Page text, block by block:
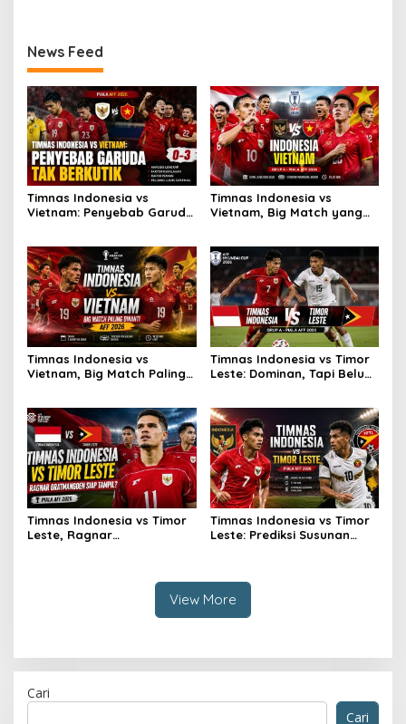
News Feed
Timnas Indonesia vs
Vietnam: Penyebab Garuda
Timnas Indonesia vs
Vietnam, Big Match yang
Timnas Indonesia vs
Vietnam, Big Match Paling
Timnas Indonesia vs Timor
Leste: Dominan, Tapi Belum
Timnas Indonesia vs Timor
Leste, Ragnar
Timnas Indonesia vs Timor
Leste: Prediksi Susunan
View More
Cari
Cari